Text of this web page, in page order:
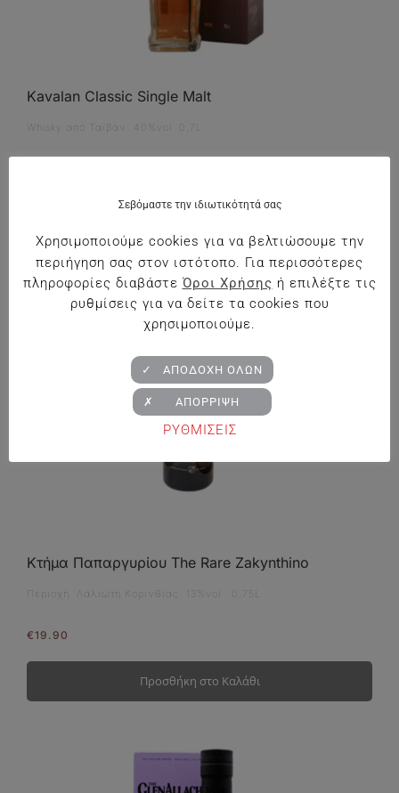
Kavalan Classic Single Malt
Whisky από Ταϊβάν 40%vol 0,7L
Προσθήκη στο Καλάθι
Κτήμα Παπαργυρίου The Rare Zakynthino
Περιοχή Λαλιώτη Κορινθίας 13%vol 0,75L
€19.90
Προσθήκη στο Καλάθι
Σεβόμαστε την ιδιωτικότητά σας
Χρησιμοποιούμε cookies για να βελτιώσουμε την
περιήγηση σας στον ιστότοπο. Για περισσότερες
πληροφορίες διαβάστε Όροι Χρήσης ή επιλέξτε τις
ρυθμίσεις για να δείτε τα cookies που
χρησιμοποιούμε.
ΡΥΘΜΙΣΕΙΣ
✓ ΑΠΟΔΟΧΗ ΟΛΩΝ
✗ ΑΠΟΡΡΙΨΗ